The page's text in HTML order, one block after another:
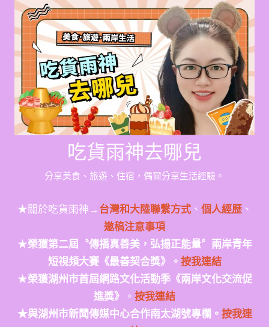
Skip
content
吃貨雨神去哪兒
分享美食、旅遊、住宿，偶爾分享生活經驗。
★關於吃貨雨神→台灣和大陸聯繫方式、 個人經歷、
邀稿注意事項
★榮獲第二屆〝傳播真善美，弘揚正能量〞兩岸青年
短視頻大賽《最善契合獎》。 按我連結
★榮獲湖州市首屆網路文化活動季《兩岸文化交流促
進獎》
。 按我連結
★與湖州市新聞傳媒中心合作南太湖號專欄。 按我連